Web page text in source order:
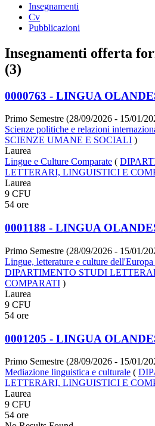
Insegnamenti
Cv
Pubblicazioni
Insegnamenti offerta
(3)
0000763 - LINGUA
Primo Semestre (28/09/2026 - 15/01/
Scienze politiche e relazioni
SCIENZE UMANE E SOCIALI )
Laurea
Lingue e Culture Comparate (
LETTERARI, LINGUISTICI E
Laurea
9 CFU
54 ore
0001188 - LINGUA
Primo Semestre (28/09/2026 - 15/01/
Lingue, letterature e culture
DIPARTIMENTO STUDI
COMPARATI )
Laurea
9 CFU
54 ore
0001205 - LINGUA
Primo Semestre (28/09/2026 - 15/01/
Mediazione linguistica e culturale (
LETTERARI, LINGUISTICI E
Laurea
9 CFU
54 ore